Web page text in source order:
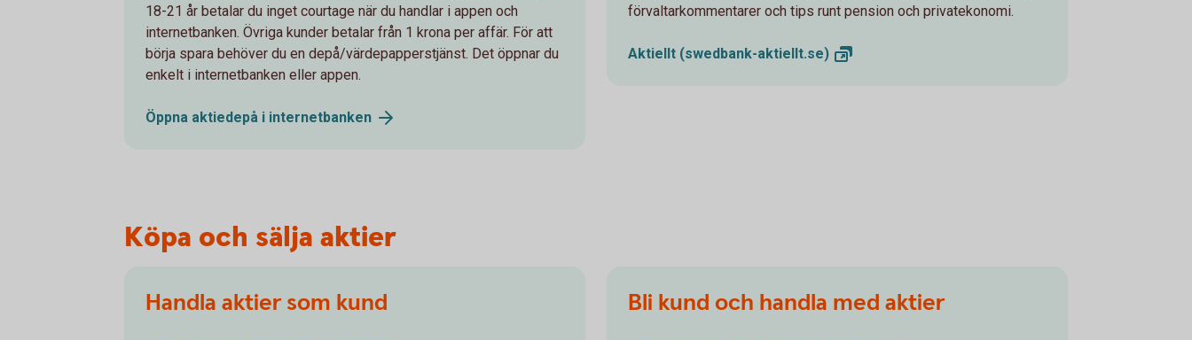
18-21 år betalar du inget courtage när du handlar i appen och
internetbanken. Övriga kunder betalar från 1 krona per affär. För att
börja spara behöver du en depå/värdepapperstjänst. Det öppnar du
enkelt i internetbanken eller appen.
Öppna aktiedepå i internetbanken
förvaltarkommentarer och tips runt pension och privatekonomi.
Aktiellt (swedbank-aktiellt.se)
Köpa och sälja aktier
Handla aktier som kund Bli kund och handla med aktier